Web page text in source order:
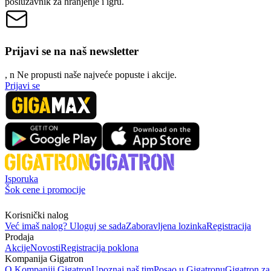
Prijavi se na naš newsletter
, n Ne propusti naše najveće popuste i akcije.
Prijavi se
Isporuka
Šok cene i promocije
Korisnički nalog
Već imaš nalog? Uloguj se sadaZaboravljena lozinkaRegistracija
Prodaja
AkcijeNovostiRegistracija poklona
Kompanija Gigatron